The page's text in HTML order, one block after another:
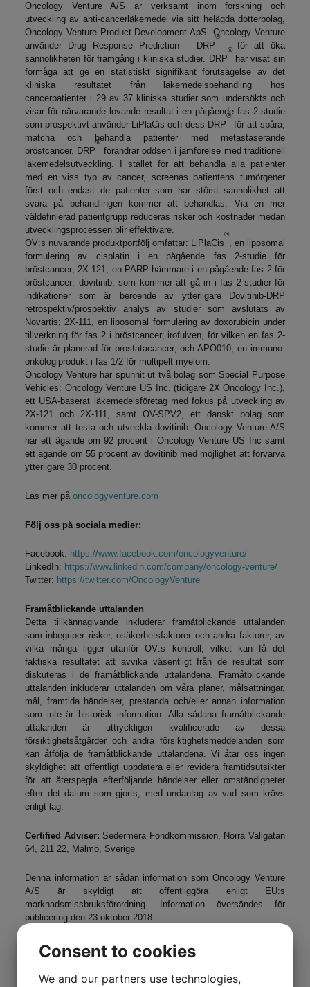
Oncology Venture A/S är verksamt inom forskning och
utveckling av anti-cancerläkemedel via sitt helägda dotterbolag,
Oncology Venture Product Development ApS. Oncology Venture
använder Drug Response Prediction – DRP
®
– för att öka
sannolikheten för framgång i kliniska studier. DRP
®
har visat sin
förmåga att ge en statistiskt signifikant förutsägelse av det
kliniska resultatet från läkemedelsbehandling hos
cancerpatienter i 29 av 37 kliniska studier som undersökts och
visar för närvarande lovande resultat i en pågående fas 2-studie
som prospektivt använder LiPlaCis och dess DRP
®
för att spåra,
matcha och behandla patienter med metastaserande
bröstcancer. DRP
®
förändrar oddsen i jämförelse med traditionell
läkemedelsutveckling. I stället för att behandla alla patienter
med en viss typ av cancer, screenas patientens tumörgener
först och endast de patienter som har störst sannolikhet att
svara på behandlingen kommer att behandlas. Via en mer
väldefinierad patientgrupp reduceras risker och kostnader medan
utvecklingsprocessen blir effektivare.
OV:s nuvarande produktportfölj omfattar: LiPlaCis
®
, en liposomal
formulering av cisplatin i en pågående fas 2-studie för
bröstcancer; 2X-121, en PARP-hämmare i en pågående fas 2 för
bröstcancer; dovitinib, som kommer att gå in i fas 2-studier för
indikationer som är beroende av ytterligare Dovitinib-DRP
retrospektiv/prospektiv analys av studier som avslutats av
Novartis; 2X-111, en liposomal formulering av doxorubicin under
tillverkning för fas 2 i bröstcancer; irofulven, för vilken en fas 2-
studie är planerad för prostatacancer; och APO010, en immuno-
onkologiprodukt i fas 1/2 för multipelt myelom.
Oncology Venture har spunnit ut två bolag som Special Purpose
Vehicles: Oncology Venture US Inc. (tidigare 2X Oncology Inc.),
ett USA-baserat läkemedelsföretag med fokus på utveckling av
2X-121 och 2X-111, samt OV-SPV2, ett danskt bolag som
kommer att testa och utveckla dovitinib. Oncology Venture A/S
har ett ägande om 92 procent i Oncology Venture US Inc samt
ett ägande om 55 procent av dovitinib med möjlighet att förvärva
ytterligare 30 procent.
Läs mer på oncologyventure.com
Följ oss på sociala medier:
Facebook: https://www.facebook.com/oncologyventure/
LinkedIn: https://www.linkedin.com/company/oncology-venture/
Twitter: https://twitter.com/OncologyVenture
Framåtblickande uttalanden
Detta tillkännagivande inkluderar framåtblickande uttalanden
som inbegriper risker, osäkerhetsfaktorer och andra faktorer, av
vilka många ligger utanför OV:s kontroll, vilket kan få det
faktiska resultatet att avvika väsentligt från de resultat som
diskuteras i de framåtblickande uttalandena. Framåtblickande
uttalanden inkluderar uttalanden om våra planer, målsättningar,
mål, framtida händelser, prestanda och/eller annan information
som inte är historisk information. Alla sådana framåtblickande
uttalanden är uttryckligen kvalificerade av dessa
försiktighetsåtgärder och andra försiktighetsmeddelanden som
kan åtfölja de framåtblickande uttalandena. Vi åtar oss ingen
skyldighet att offentligt uppdatera eller revidera framtidsutsikter
för att återspegla efterföljande händelser eller omständigheter
efter det datum som gjorts, med undantag av vad som krävs
enligt lag.
Certified Adviser: Sedermera Fondkommission, Norra Vallgatan
64, 211 22, Malmö, Sverige
Denna information är sådan information som Oncology Venture
A/S är skyldigt att offentliggöra enligt EU:s
marknadsmissbruksförordning. Information översändes för
publicering den 23 oktober 2018.
Consent to cookies
We and our partners use technologies,